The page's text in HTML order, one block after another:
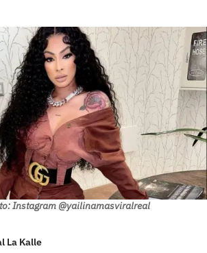
Instagram @yailinamasviralreal
La Kalle